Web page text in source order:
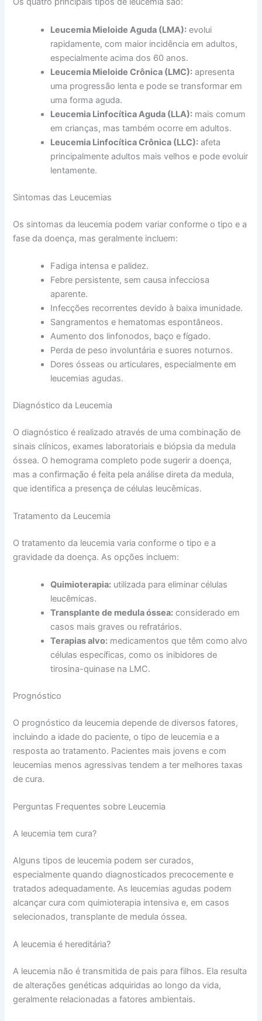
Leucemia Mieloide Aguda (LMA): evolui
rapidamente, com maior incidência em adultos,
especialmente acima dos 60 anos.
Leucemia Mieloide Crônica (LMC): apresenta
uma progressão lenta e pode se transformar em
uma forma aguda.
Leucemia Linfocítica Aguda (LLA): mais comum
em crianças, mas também ocorre em adultos.
Leucemia Linfocítica Crônica (LLC): afeta
principalmente adultos mais velhos e pode evoluir
lentamente.
Sintomas das Leucemias
Os sintomas da leucemia podem variar conforme o tipo e a
fase da doença, mas geralmente incluem:
Fadiga intensa e palidez.
Febre persistente, sem causa infecciosa
aparente.
Infecções recorrentes devido à baixa imunidade.
Sangramentos e hematomas espontâneos.
Aumento dos linfonodos, baço e fígado.
Perda de peso involuntária e suores noturnos.
Dores ósseas ou articulares, especialmente em
leucemias agudas.
Diagnóstico da Leucemia
O diagnóstico é realizado através de uma combinação de
sinais clínicos, exames laboratoriais e biópsia da medula
óssea. O hemograma completo pode sugerir a doença,
mas a confirmação é feita pela análise direta da medula,
que identifica a presença de células leucêmicas.
Tratamento da Leucemia
O tratamento da leucemia varia conforme o tipo e a
gravidade da doença. As opções incluem:
Quimioterapia: utilizada para eliminar células
leucêmicas.
Transplante de medula óssea: considerado em
casos mais graves ou refratários.
Terapias alvo: medicamentos que têm como alvo
células específicas, como os inibidores de
tirosina-quinase na LMC.
Prognóstico
O prognóstico da leucemia depende de diversos fatores,
incluindo a idade do paciente, o tipo de leucemia e a
resposta ao tratamento. Pacientes mais jovens e com
leucemias menos agressivas tendem a ter melhores taxas
de cura.
Perguntas Frequentes sobre Leucemia
A leucemia tem cura?
Alguns tipos de leucemia podem ser curados,
especialmente quando diagnosticados precocemente e
tratados adequadamente. As leucemias agudas podem
alcançar cura com quimioterapia intensiva e, em casos
selecionados, transplante de medula óssea.
A leucemia é hereditária?
A leucemia não é transmitida de pais para filhos. Ela resulta
de alterações genéticas adquiridas ao longo da vida,
geralmente relacionadas a fatores ambientais.